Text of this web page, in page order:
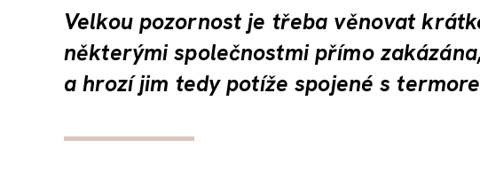
Velkou pozornost je třeba věnovat
některými společnostmi přímo
a hrozí jim tedy potíže spojené s